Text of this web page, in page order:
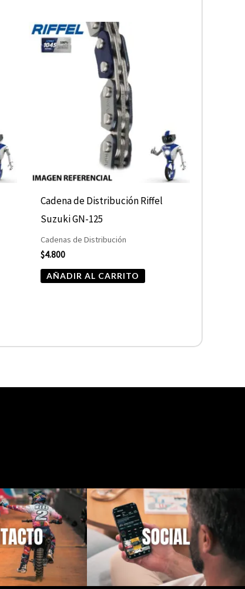
Cadena de Distribución Riffel
Suzuki GN-125
Cadenas de Distribución
$4.800
AÑADIR AL CARRITO